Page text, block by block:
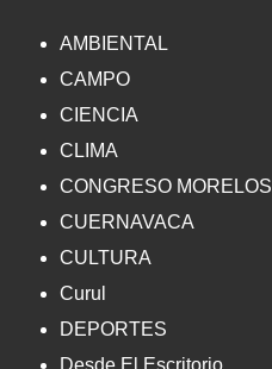
AMBIENTAL
CAMPO
CIENCIA
CLIMA
CONGRESO MORELOS
CUERNAVACA
CULTURA
Curul
DEPORTES
Desde El Escritorio